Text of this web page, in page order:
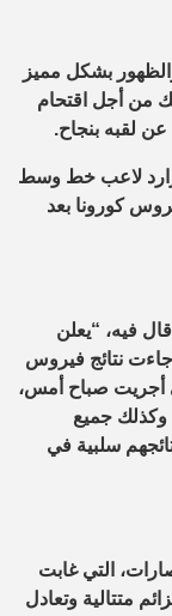
بشكل مميز
من أجل اقتحام
لقبه بنجاح.
لاعب خط وسط
كورونا بعد
فيه، “يعلن
جاءت نتائج فيروس
أجريت صباح أمس،
وكذلك جميع
سلبية في
التي غابت
الـ 4 مباريات الماضية، حيث تلقى 3 هزائم متتالية وتعادل